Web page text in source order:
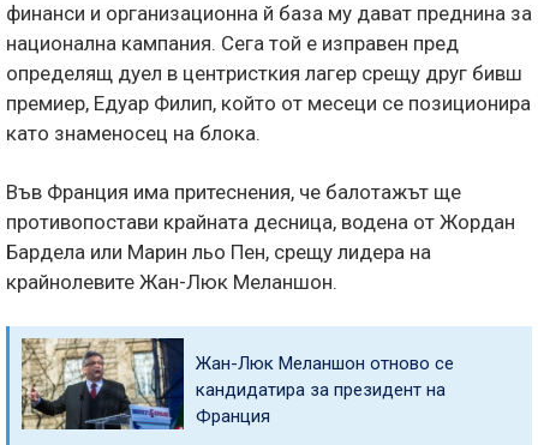
финанси и организационна й база му дават преднина за
национална кампания. Сега той е изправен пред
определящ дуел в центристкия лагер срещу друг бивш
премиер, Едуар Филип, който от месеци се позиционира
като знаменосец на блока.
Във Франция има притеснения, че балотажът ще
противопостави крайната десница, водена от Жордан
Бардела или Марин льо Пен, срещу лидера на
крайнолевите Жан-Люк Меланшон.
Жан-Люк Меланшон отново се
кандидатира за президент на
Франция